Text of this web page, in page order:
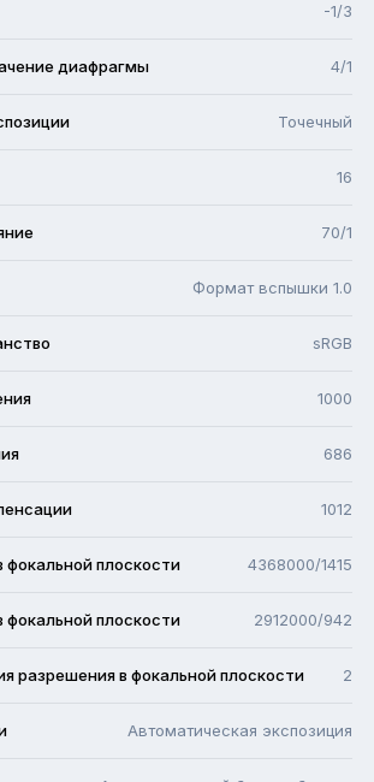
-1/3
диафрагмы 4/1
Точечный
16
70/1
Формат вспышки 1.0
sRGB
1000
686
1012
фокальной плоскости 4368000/1415
фокальной плоскости 2912000/942
разрешения в фокальной плоскости 2
Автоматическая экспозиция